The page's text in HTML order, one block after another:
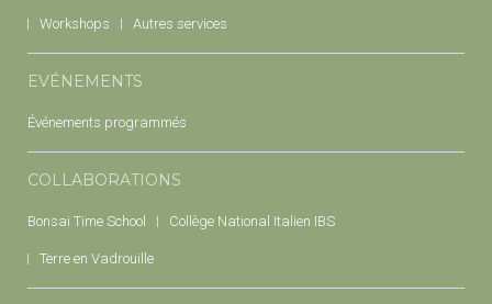
Workshops Autres services
EVÉNEMENTS
Événements programmés
COLLABORATIONS
Bonsai Time School Collège National Italien IBS
Terre en Vadrouille